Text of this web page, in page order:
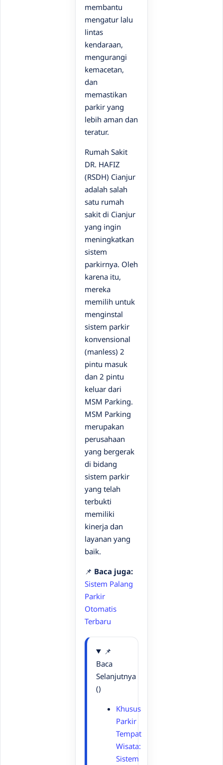
membantu
mengatur lalu
lintas
kendaraan,
mengurangi
kemacetan,
dan
memastikan
parkir yang
lebih aman dan
teratur.
Rumah Sakit
DR. HAFIZ
(RSDH) Cianjur
adalah salah
satu rumah
sakit di Cianjur
yang ingin
meningkatkan
sistem
parkirnya. Oleh
karena itu,
mereka
memilih untuk
menginstal
sistem parkir
konvensional
(manless) 2
pintu masuk
dan 2 pintu
keluar dari
MSM Parking.
MSM Parking
merupakan
perusahaan
yang bergerak
di bidang
sistem parkir
yang telah
terbukti
memiliki
kinerja dan
layanan yang
baik.
📌 Baca juga:
Sistem Palang
Parkir
Otomatis
Terbaru
📌
Baca
Selanjutnya
()
Khusus
Parkir
Tempat
Wisata:
Sistem